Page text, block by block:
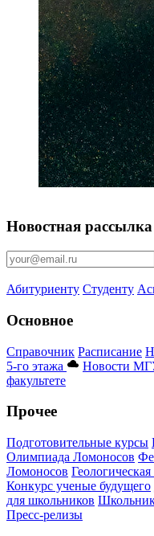
Новостная рассылка
Абитуриенту Студенту
Основное
Справочник Расписание
5-го этажа
Новости
факультете
Прочее
Подготовительные курсы
Олимпиада Ломоносов
Ломоносов
Конкурс ученые будущего
для школьников
Пресс-релизы